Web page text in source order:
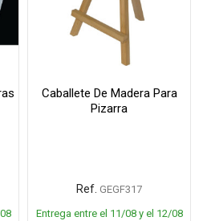
Caballete De Madera Para
Pizarra
Ref. GEGF317
Entrega entre el 11/08 y el 12/08